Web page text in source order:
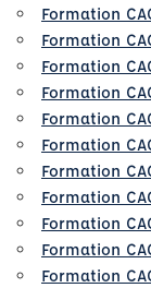
Formation
Formation
Formation
Formation
Formation
Formation
Formation
Formation
Formation
Formation
Formation